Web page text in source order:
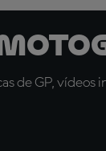
de GP, vídeos